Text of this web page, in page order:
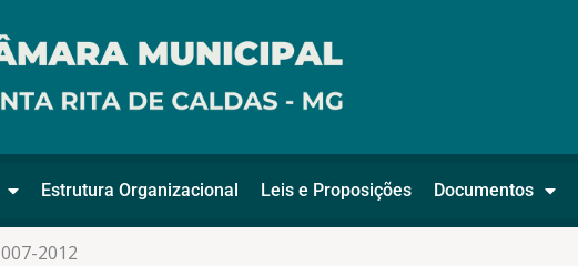
Estrutura Organizacional Leis e Proposições Documentos
007-2012